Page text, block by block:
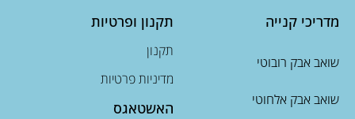
מדריכי קנייה
שואב אבק רובוטי
שואב אבק אלחוטי
תקנון ופרטיות
תקנון
מדיניות פרטיות
האשטאגס